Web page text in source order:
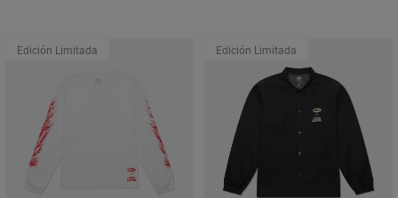
Edición Limitada Edición Limitada